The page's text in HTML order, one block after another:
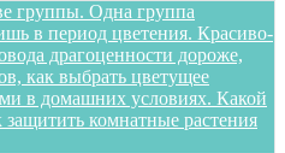
группы. Одна группа
в период цветения. Красиво-
драгоценности дороже,
как выбрать цветущее
в домашних условиях. Какой
комнатные растения